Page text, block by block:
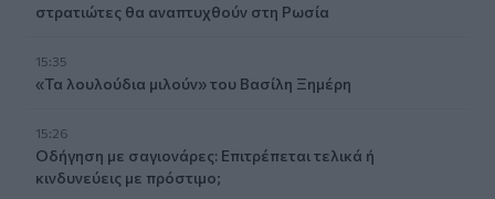
στρατιώτες θα αναπτυχθούν στη Ρωσία
15:35
«Τα λουλούδια μιλούν» του Βασίλη Ξημέρη
15:26
Οδήγηση με σαγιονάρες: Επιτρέπεται τελικά ή
κινδυνεύεις με πρόστιμο;